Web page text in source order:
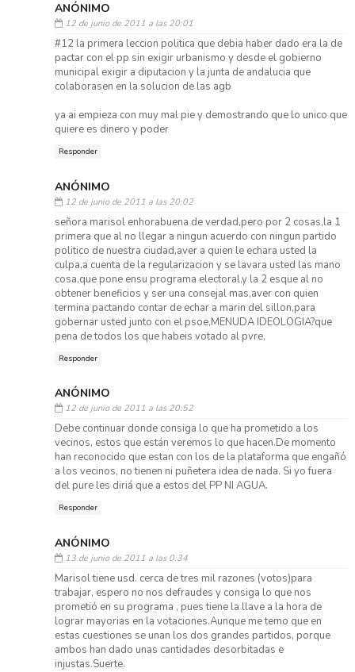
ANÓNIMO
12 de junio de 2011 a las 20:01
#12 la primera leccion politica que debia haber dado era la de
pactar con el pp sin exigir urbanismo y desde el gobierno
municipal exigir a diputacion y la junta de andalucia que
colaborasen en la solucion de las agb
ya ai empieza con muy mal pie y demostrando que lo unico que
quiere es dinero y poder
Responder
ANÓNIMO
12 de junio de 2011 a las 20:02
señora marisol enhorabuena de verdad,pero por 2 cosas,la 1
primera que al no llegar a ningun acuerdo con ningun partido
politico de nuestra ciudad,aver a quien le echara usted la
culpa,a cuenta de la regularizacion y se lavara usted las mano
cosa,que pone ensu programa electoral,y la 2 esque al no
obtener beneficios y ser una consejal mas,aver con quien
termina pactando contar de echar a marin del sillon,para
gobernar usted junto con el psoe,MENUDA IDEOLOGIA?que
pena de todos los que habeis votado al pvre,
Responder
ANÓNIMO
12 de junio de 2011 a las 20:52
Debe continuar donde consiga lo que ha prometido a los
vecinos, estos que están veremos lo que hacen.De momento
han reconocido que estan con los de la plataforma que engañó
a los vecinos, no tienen ni puñetera idea de nada. Si yo fuera
del pure les diriá que a estos del PP NI AGUA.
Responder
ANÓNIMO
13 de junio de 2011 a las 0:34
Marisol tiene usd. cerca de tres mil razones (votos)para
trabajar, espero no nos defraudes y consiga lo que nos
prometió en su programa , pues tiene la llave a la hora de
lograr mayorias en la votaciones.Aunque me temo que en
estas cuestiones se unan los dos grandes partidos, porque
ambos han dado unas cantidades desorbitadas e
injustas.Suerte.